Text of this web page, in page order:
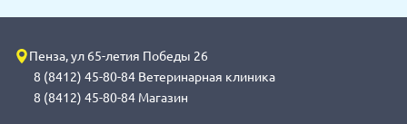
Пенза, ул 65-летия Победы 26
8 (8412) 45-80-84 Ветеринарная клиника
8 (8412) 45-80-84 Магазин